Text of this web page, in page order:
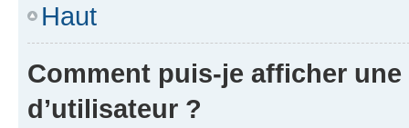
Haut
Comment puis-je afficher
d’utilisateur ?